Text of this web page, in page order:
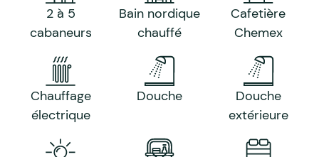
2 à 5
cabaneurs
Bain nordique
chauffé
Cafetière
Chemex
Chauffage
électrique
Douche
Douche
extérieure